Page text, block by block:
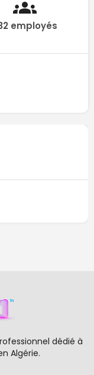
employés
dédié à
Algérie.